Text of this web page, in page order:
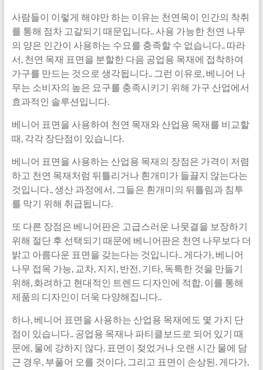
사람들이 이렇게 해야만 하는 이유는 천연목이 인간의 착취
를 통해 점차 고갈되기 때문입니다.. 사용 가능한 천연 나무
의 양은 인간이 사용하는 수요를 충족할 수 없습니다.. 따라
서, 천연 목재 표면을 분할한 다음 공업용 목재에 접착하여
가구를 만드는 것으로 생각됩니다.. 그런 이유로, 베니어 나
무는 소비자의 높은 요구를 충족시키기 위해 가구 산업에서
효과적인 솔루션입니다.
베니어 표면을 사용하여 천연 목재와 산업용 목재를 비교할
때, 각각 장단점이 있습니다.
베니어 표면을 사용하는 산업용 목재의 장점은 가격이 저렴
하고 천연 목재처럼 뒤틀리거나 흰개미가 들끓지 않는다는
것입니다., 생산 과정에서, 그들은 흰개미의 뒤틀림과 침투
를 막기 위해 취급됩니다.
또 다른 장점은 베니어판은 고급스러운 나뭇결을 보장하기
위해 절단 후 선택되기 때문에 베니어판은 천연 나무보다 더
밝고 아름다운 표면을 갖는다는 것입니다.. 게다가, 베니어
나무 접목 가능, 교차, 지지, 반전, 기타, 독특한 것을 만들기
위해, 화려하고 현대적인 트렌드 디자인에 적합. 이를 통해
제품의 디자인이 더욱 다양해집니다..
하나, 베니어 표면을 사용하는 산업용 목재에도 몇 가지 단
점이 있습니다.. 공업용 목재나 파티클보드로 되어 있기 때
문에, 물에 강하지 않다. 표면이 젖었거나 오랜 시간 물에 담
근 경우, 부풀어 오를 것이다, 그리고 표면이 손상된. 게다가,